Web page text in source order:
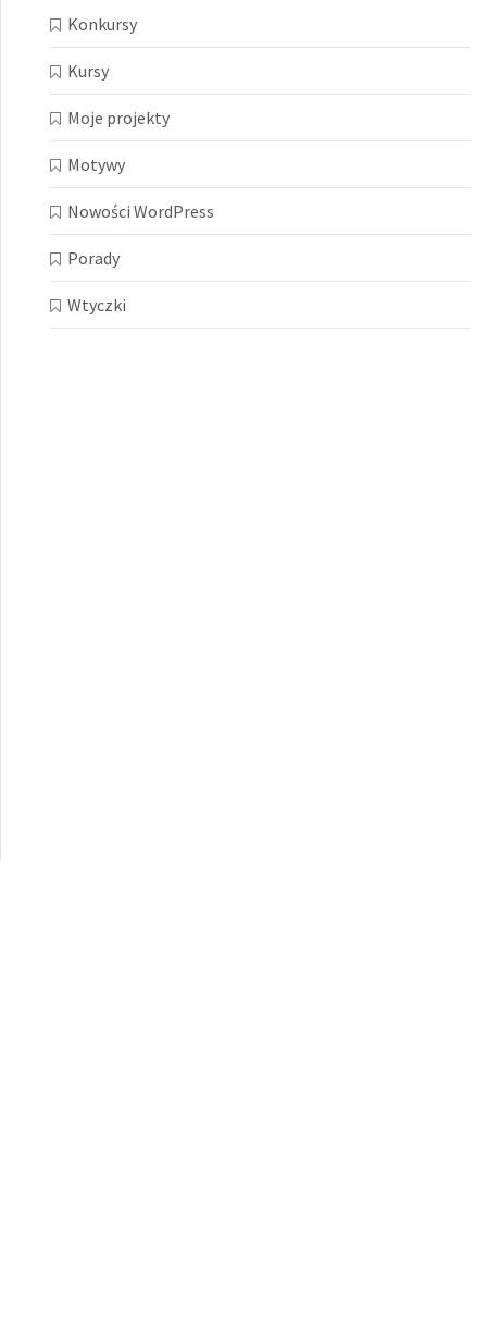
Konkursy
Kursy
Moje projekty
Motywy
Nowości WordPress
Porady
Wtyczki